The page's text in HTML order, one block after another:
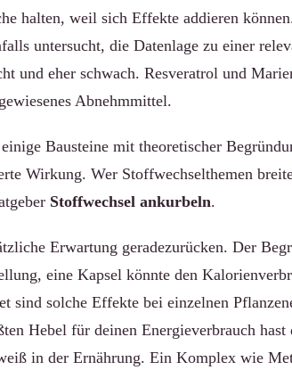
halten, weil sich Effekte addieren
untersucht, die Datenlage zu einer
und eher schwach. Resveratrol und
Abnehmmittel.
Bausteine mit theoretischer
Wirkung. Wer Stoffwechselthemen
Stoffwechsel ankurbeln.
Erwartung geradezurücken. Der
eine Kapsel könnte den
sind solche Effekte bei einzelnen
Hebel für deinen Energieverbrauch hast
in der Ernährung. Ein Komplex wie